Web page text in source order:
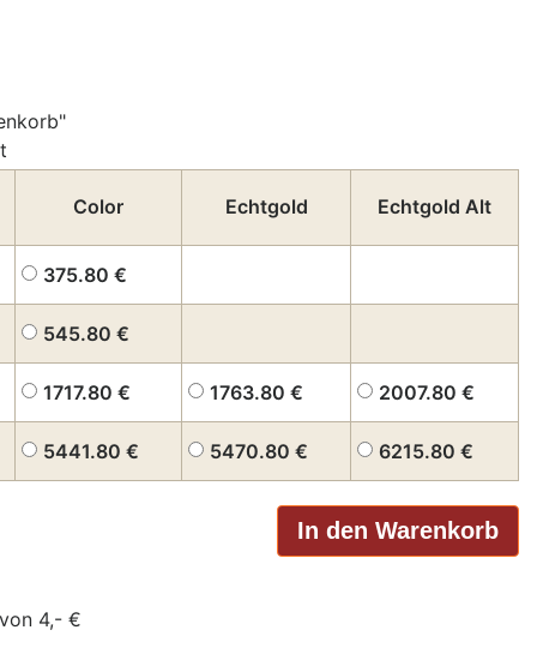
Color Echtgold Echtgold Alt
375.80 €
545.80 €
1717.80 € 1763.80 € 2007.80 €
5441.80 € 5470.80 € 6215.80 €
4,- €